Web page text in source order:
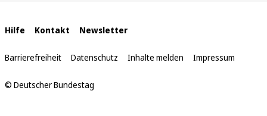
Interne
Links
Hilfe Kontakt Newsletter
Barrierefreiheit Datenschutz Inhalte melden Impressum
© Deutscher Bundestag